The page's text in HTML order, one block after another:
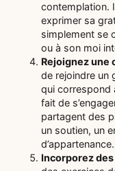
contemplation.
exprimer sa
simplement se
ou à son moi
Rejoignez une
de rejoindre un
qui correspond
fait de
partagent des
un soutien, un
d’appartenance.
Incorporez